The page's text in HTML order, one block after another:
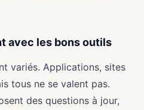
avec les bons outils
variés. Applications, sites
tous ne se valent pas.
des questions à jour,